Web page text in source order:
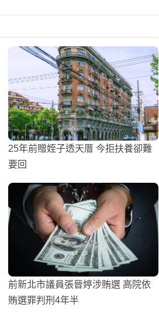
25年前贈姪子透天厝 今拒扶養卻難
要回
前新北市議員張晉婷涉賄選 高院依
賄選罪判刑4年半